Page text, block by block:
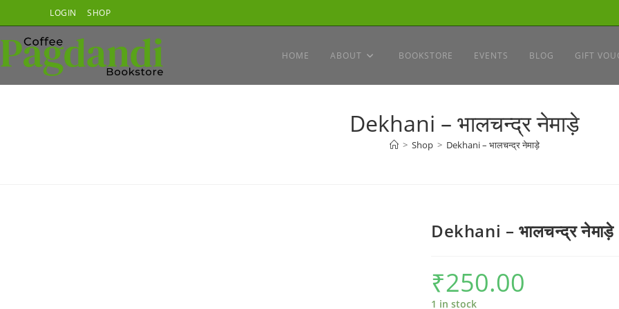
to
content
LOGIN SHOP
HOME ABOUT BOOKSTORE EVENTS BLOG GIFT
Dekhani – भालचन्द्र नेमाड़े
> Shop > Dekhani – भालचन्द्र नेमाड़े
Dekhani – भालचन्द्र नेमाड़े
₹250.00
1 in stock